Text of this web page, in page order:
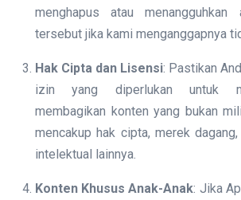
menghapus atau
tersebut jika kami menganggapnya
Hak Cipta dan Lisensi: Pastikan
izin yang diperlukan untuk
membagikan konten yang bukan
mencakup hak cipta, merek
intelektual lainnya.
Konten Khusus Anak-Anak: Jika